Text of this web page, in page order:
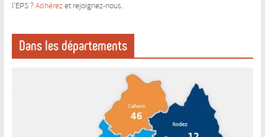
l’EPS ? Adhérezet rejoignez-nous.
Dans les départements